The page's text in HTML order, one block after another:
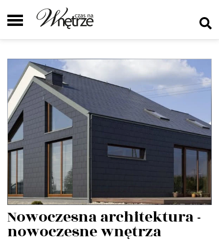
Nowoczesna architektura -
nowoczesne wnętrza